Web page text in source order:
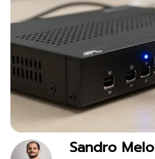
Sandro Melo